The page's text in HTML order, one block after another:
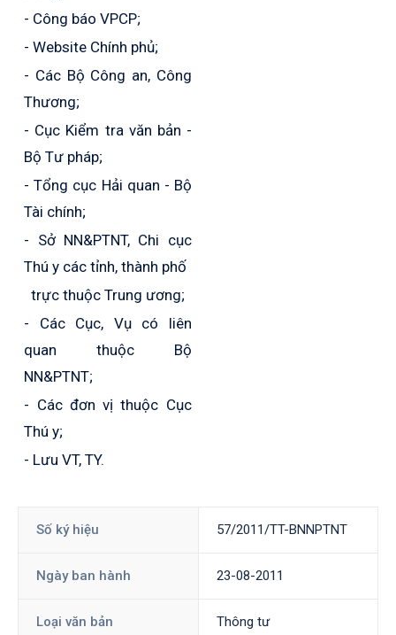
- Công báo VPCP;
- Website Chính phủ;
- Các Bộ Công an, Công
Thương;
- Cục Kiểm tra văn bản -
Bộ Tư pháp;
- Tổng cục Hải quan - Bộ
Tài chính;
- Sở NN&PTNT, Chi cục
Thú y các tỉnh, thành phố
trực thuộc Trung ương;
- Các Cục, Vụ có liên
quan thuộc Bộ
NN&PTNT;
- Các đơn vị thuộc Cục
Thú y;
- Lưu VT, TY.
Số ký hiệu 57/2011/TT-BNNPTNT
Ngày ban hành 23-08-2011
Loại văn bản Thông tư